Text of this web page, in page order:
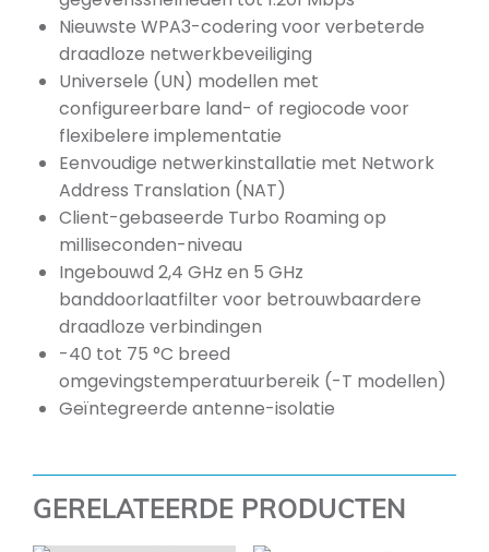
Nieuwste WPA3-codering voor verbeterde
draadloze netwerkbeveiliging
Universele (UN) modellen met
configureerbare land- of regiocode voor
flexibelere implementatie
Eenvoudige netwerkinstallatie met Network
Address Translation (NAT)
Client-gebaseerde Turbo Roaming op
milliseconden-niveau
Ingebouwd 2,4 GHz en 5 GHz
banddoorlaatfilter voor betrouwbaardere
draadloze verbindingen
-40 tot 75 °C breed
omgevingstemperatuurbereik (-T modellen)
Geïntegreerde antenne-isolatie
GERELATEERDE PRODUCTEN